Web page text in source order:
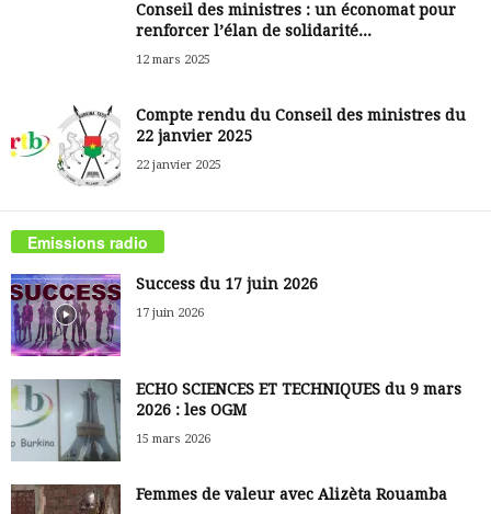
Conseil des ministres : un économat pour
renforcer l’élan de solidarité...
12 mars 2025
Compte rendu du Conseil des ministres du
22 janvier 2025
22 janvier 2025
Emissions radio
Success du 17 juin 2026
17 juin 2026
ECHO SCIENCES ET TECHNIQUES du 9 mars
2026 : les OGM
15 mars 2026
Femmes de valeur avec Alizèta Rouamba